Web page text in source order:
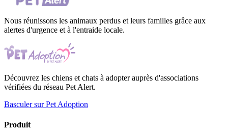
Nous réunissons les animaux perdus et leurs familles grâce aux
alertes d'urgence et à l'entraide locale.
Découvrez les chiens et chats à adopter auprès d'associations
vérifiées du réseau Pet Alert.
Basculer sur Pet Adoption
Produit